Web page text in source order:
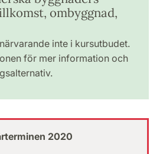
ombyggnad,
inte i kursutbudet.
för mer information och
2020